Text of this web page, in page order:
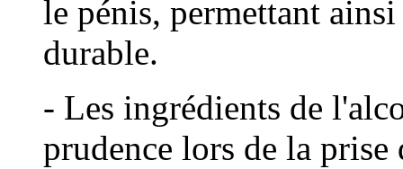
le pénis, permettant
durable.
- Les ingrédients de
prudence lors de la prise